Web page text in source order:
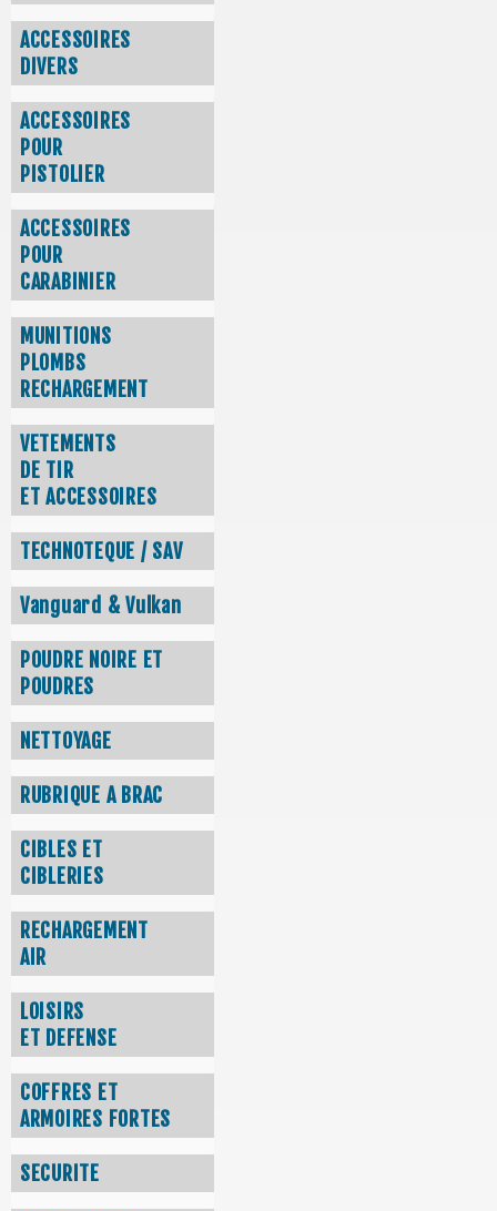
ACCESSOIRES
DIVERS
ACCESSOIRES
POUR
PISTOLIER
ACCESSOIRES
POUR
CARABINIER
MUNITIONS
PLOMBS
RECHARGEMENT
VETEMENTS
DE TIR
ET ACCESSOIRES
TECHNOTEQUE / SAV
Vanguard & Vulkan
POUDRE NOIRE ET
POUDRES
NETTOYAGE
RUBRIQUE A BRAC
CIBLES ET
CIBLERIES
RECHARGEMENT
AIR
LOISIRS
ET DEFENSE
COFFRES ET
ARMOIRES FORTES
SECURITE